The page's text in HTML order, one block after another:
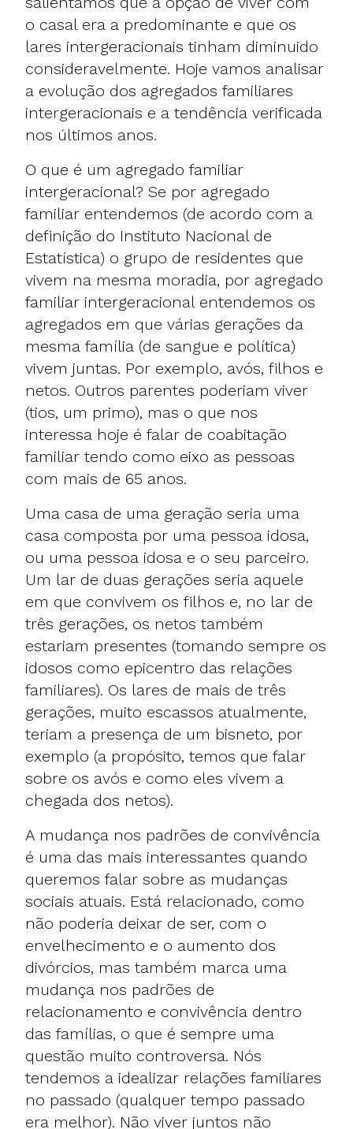
o casal era a predominante e que os
lares intergeracionais tinham diminuido
consideravelmente. Hoje vamos analisar
a evolução dos agregados familiares
intergeracionais e a tendência verificada
nos últimos anos.
O que é um agregado familiar
intergeracional? Se por agregado
familiar entendemos (de acordo com a
definição do Instituto Nacional de
Estatística) o grupo de residentes que
vivem na mesma moradia, por agregado
familiar intergeracional entendemos os
agregados em que várias gerações da
mesma família (de sangue e política)
vivem juntas. Por exemplo, avós, filhos e
netos. Outros parentes poderiam viver
(tios, um primo), mas o que nos
interessa hoje é falar de coabitação
familiar tendo como eixo as pessoas
com mais de 65 anos.
Uma casa de uma geração seria uma
casa composta por uma pessoa idosa,
ou uma pessoa idosa e o seu parceiro.
Um lar de duas gerações seria aquele
em que convivem os filhos e, no lar de
três gerações, os netos também
estariam presentes (tomando sempre os
idosos como epicentro das relações
familiares). Os lares de mais de três
gerações, muito escassos atualmente,
teriam a presença de um bisneto, por
exemplo (a propósito, temos que falar
sobre os avós e como eles vivem a
chegada dos netos).
A mudança nos padrões de convivência
é uma das mais interessantes quando
queremos falar sobre as mudanças
sociais atuais. Está relacionado, como
não poderia deixar de ser, com o
envelhecimento e o aumento dos
divórcios, mas também marca uma
mudança nos padrões de
relacionamento e convivência dentro
das famílias, o que é sempre uma
questão muito controversa. Nós
tendemos a idealizar relações familiares
no passado (qualquer tempo passado
era melhor). Não viver juntos não